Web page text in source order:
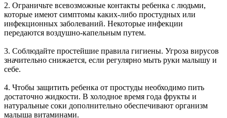
2. Ограничьте всевозможные контакты ребенка с людьми,
которые имеют симптомы каких-либо простудных или
инфекционных заболеваний. Некоторые инфекции
передаются воздушно-капельным путем.
3. Соблюдайте простейшие правила гигиены. Угроза вирусов
значительно снижается, если регулярно мыть руки малышу и
себе.
4. Чтобы защитить ребенка от простуды необходимо пить
достаточно жидкости. В холодное время года фрукты и
натуральные соки дополнительно обеспечивают организм
малыша витаминами.